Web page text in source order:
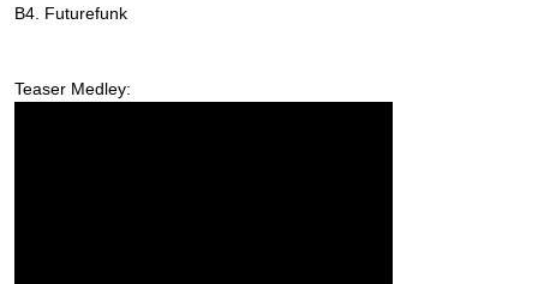
B4. Futurefunk
Teaser Medley: